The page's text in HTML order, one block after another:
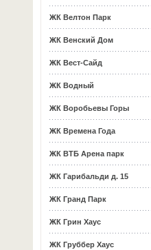
ЖК Велтон Парк
ЖК Венский Дом
ЖК Вест-Сайд
ЖК Водный
ЖК Воробьевы Горы
ЖК Времена Года
ЖК ВТБ Арена парк
ЖК Гарибальди д. 15
ЖК Гранд Парк
ЖК Грин Хаус
ЖК Груббер Хаус